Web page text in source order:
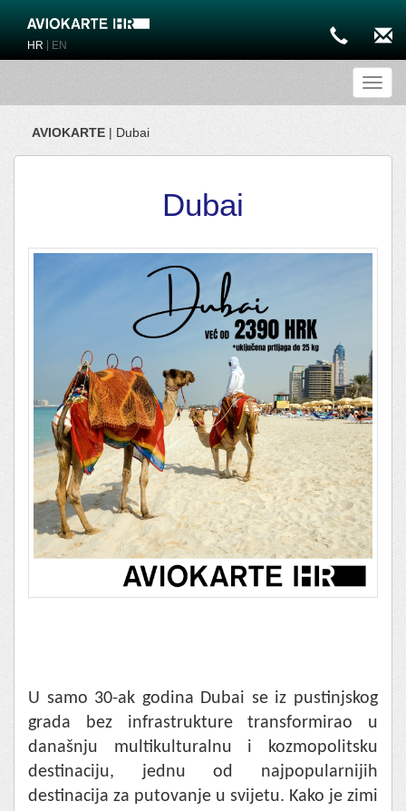
HR EN
AVIOKARTE | Dubai
Dubai
U samo 30-ak godina Dubai se iz pustinjskog
grada bez infrastrukture transformirao u
današnju multikulturalnu i kozmopolitsku
destinaciju, jednu od najpopularnijih
destinacija za putovanje u svijetu. Kako je zimi